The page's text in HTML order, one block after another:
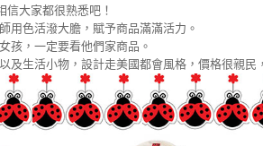
信大家都很熟悉吧！
用色活潑大膽，賦予商品滿滿活力。
孩，一定要看他們家商品。
及生活小物，設計走美國都會風格，價格很親民